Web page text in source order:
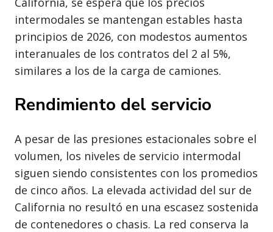
intermodales se mantengan estables hasta
principios de 2026, con modestos aumentos
interanuales de los contratos del 2 al 5%,
similares a los de la carga de camiones.
Rendimiento del servicio
A pesar de las presiones estacionales sobre el
volumen, los niveles de servicio intermodal
siguen siendo consistentes con los promedios
de cinco años. La elevada actividad del sur de
California no resultó en una escasez sostenida
de contenedores o chasis. La red conserva la